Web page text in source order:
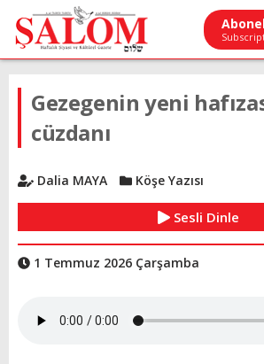
Gezegenin yeni
cüzdanı
Dalia MAYA Köşe Yazısı
Sesli Dinle
1 Temmuz 2026 Çarşamba